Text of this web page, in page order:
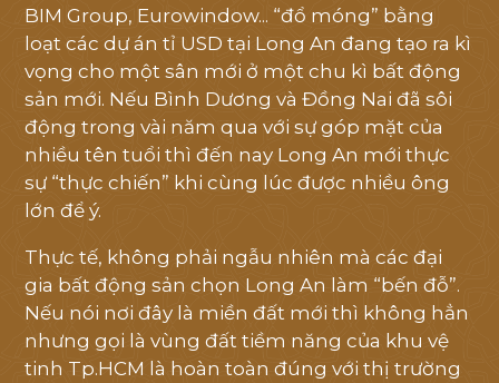
BIM Group, Eurowindow... “đổ móng” bằng
loạt các dự án tỉ USD tại Long An đang tạo ra kì
vọng cho một sân mới ở một chu kì bất động
sản mới. Nếu Bình Dương và Đồng Nai đã sôi
động trong vài năm qua với sự góp mặt của
nhiều tên tuổi thì đến nay Long An mới thực
sự “thực chiến” khi cùng lúc được nhiều ông
lớn để ý.
Thực tế, không phải ngẫu nhiên mà các đại
gia bất động sản chọn Long An làm “bến đỗ”.
Nếu nói nơi đây là miền đất mới thì không hẳn
nhưng gọi là vùng đất tiềm năng của khu vệ
tinh Tp.HCM là hoàn toàn đúng với thị trường